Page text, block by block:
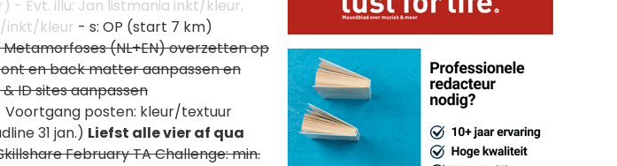
Evt. illu: Jan listmania inkt/kleur,
inkt/kleur - s: OP (start 7 km)
(NL+EN) overzetten op
en back matter aanpassen en
ID sites aanpassen
Voortgang posten: kleur/textuur
31 jan.) Liefst alle vier af qua
February TA Challenge: min.